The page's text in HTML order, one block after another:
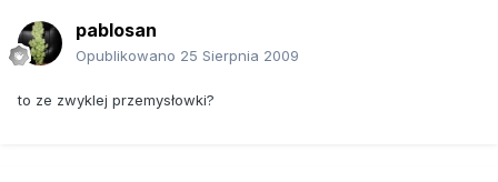
materiału to może warto o tym pomyśleć?
pablosan
Opublikowano 25 Sierpnia 2009
to ze zwyklej przemysłowki?